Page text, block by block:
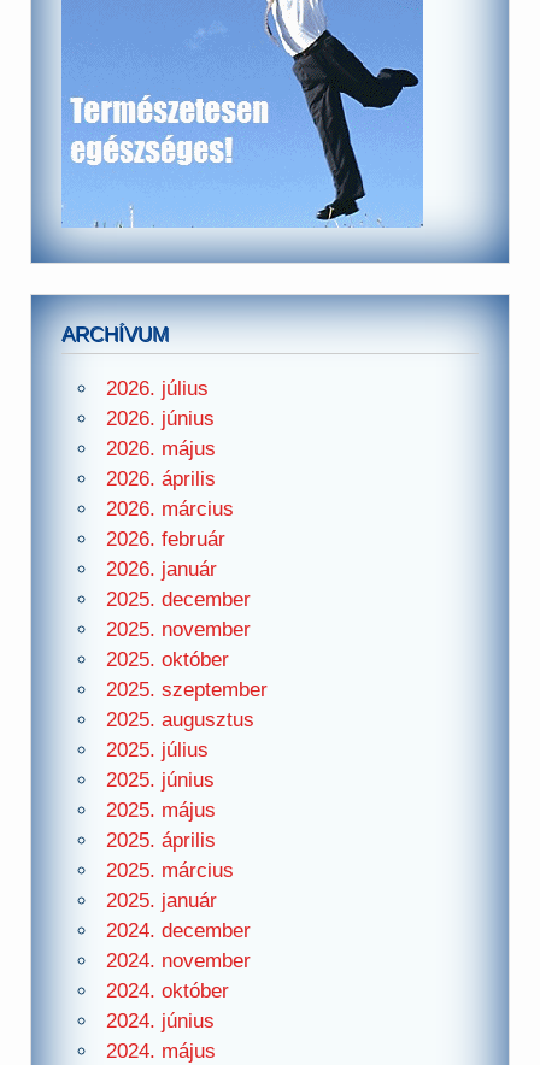
ARCHÍVUM
2026. július
2026. június
2026. május
2026. április
2026. március
2026. február
2026. január
2025. december
2025. november
2025. október
2025. szeptember
2025. augusztus
2025. július
2025. június
2025. május
2025. április
2025. március
2025. január
2024. december
2024. november
2024. október
2024. június
2024. május